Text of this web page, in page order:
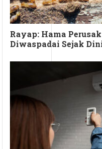
Rayap: Hama
Diwaspadai Sejak